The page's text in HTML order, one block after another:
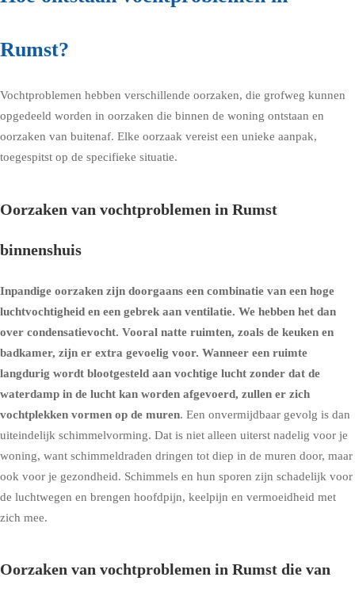
Rumst?
Vochtproblemen hebben verschillende oorzaken, die grofweg kunnen
opgedeeld worden in oorzaken die binnen de woning ontstaan en
oorzaken van buitenaf. Elke oorzaak vereist een unieke aanpak,
toegespitst op de specifieke situatie.
Oorzaken van vochtproblemen in Rumst
binnenshuis
Inpandige oorzaken zijn doorgaans een combinatie van een hoge
luchtvochtigheid en een gebrek aan ventilatie. We hebben het dan
over condensatievocht. Vooral natte ruimten, zoals de keuken en
badkamer, zijn er extra gevoelig voor. Wanneer een ruimte
langdurig wordt blootgesteld aan vochtige lucht zonder dat de
waterdamp in de lucht kan worden afgevoerd, zullen er zich
vochtplekken vormen op de muren. Een onvermijdbaar gevolg is dan
uiteindelijk schimmelvorming. Dat is niet alleen uiterst nadelig voor je
woning, want schimmeldraden dringen tot diep in de muren door, maar
ook voor je gezondheid. Schimmels en hun sporen zijn schadelijk voor
de luchtwegen en brengen hoofdpijn, keelpijn en vermoeidheid met
zich mee.
Oorzaken van vochtproblemen in Rumst die van